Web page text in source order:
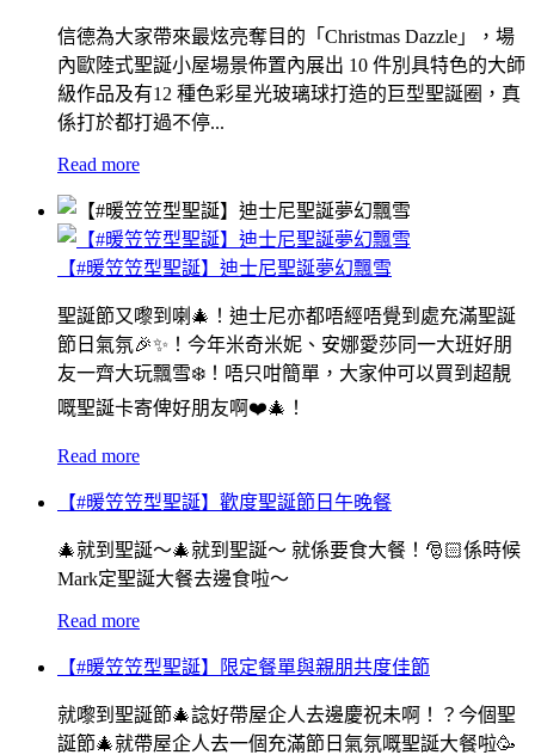
信德為大家帶來最炫亮奪目的「Christmas Dazzle」，場
內歐陸式聖誕小屋場景佈置內展出 10 件別具特色的大師
級作品及有12 種色彩星光玻璃球打造的巨型聖誕圈，真
係打於都打過不停...
Read more
【#暖笠笠型聖誕】迪士尼聖誕夢幻飄雪
聖誕節又嚟到喇🎄！迪士尼亦都唔經唔覺到處充滿聖誕
節日氣氛🎉✨！今年米奇米妮、安娜愛莎同一大班好朋
友一齊大玩飄雪❄️！唔只咁簡單，大家仲可以買到超靚
嘅聖誕卡寄俾好朋友啊❤️🎄！
Read more
【#暖笠笠型聖誕】歡度聖誕節日午晚餐
🎄就到聖誕～🎄就到聖誕～ 就係要食大餐！🎅🏻係時候
Mark定聖誕大餐去邊食啦～
Read more
【#暖笠笠型聖誕】限定餐單與親朋共度佳節
就嚟到聖誕節🎄諗好帶屋企人去邊慶祝未啊！？今個聖
誕節🎄就帶屋企人去一個充滿節日氣氛嘅聖誕大餐啦🥳